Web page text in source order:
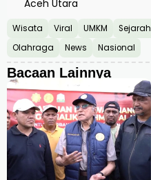
Aceh Utara
Wisata Viral UMKM Sejarah
Olahraga
News Nasional
Bacaan Lainnya